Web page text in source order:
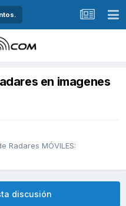
en imagenes
Radares MÓVILES:
discusión